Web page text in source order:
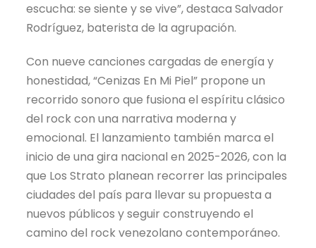
escucha: se siente y se vive”, destaca Salvador
Rodríguez, baterista de la agrupación.
Con nueve canciones cargadas de energía y
honestidad, “Cenizas En Mi Piel” propone un
recorrido sonoro que fusiona el espíritu clásico
del rock con una narrativa moderna y
emocional. El lanzamiento también marca el
inicio de una gira nacional en 2025-2026, con la
que Los Strato planean recorrer las principales
ciudades del país para llevar su propuesta a
nuevos públicos y seguir construyendo el
camino del rock venezolano contemporáneo.